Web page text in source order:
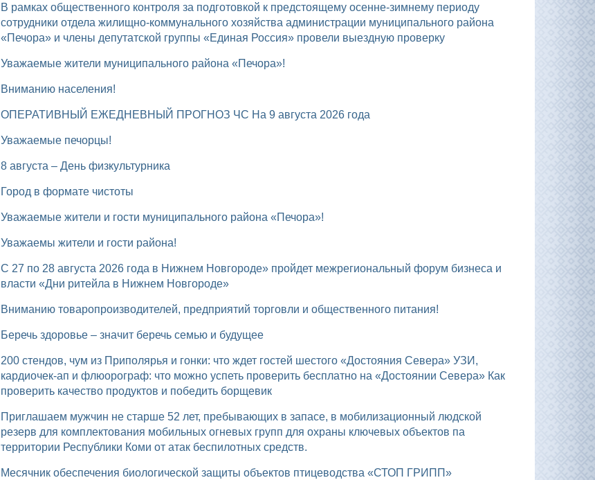
В рамках общественного контроля за подготовкой к предстоящему осенне-зимнему периоду
сотрудники отдела жилищно-коммунального хозяйства администрации муниципального района
«Печора» и члены депутатской группы «Единая Россия» провели выездную проверку
Уважаемые жители муниципального района «Печора»!
Вниманию населения!
ОПЕРАТИВНЫЙ ЕЖЕДНЕВНЫЙ ПРОГНОЗ ЧС На 9 августа 2026 года
Уважаемые печорцы!
8 августа – День физкультурника
Город в формате чистоты
Уважаемые жители и гости муниципального района «Печора»!
Уважаемы жители и гости района!
с 27 по 28 августа 2026 года в Нижнем Новгороде» пройдет межрегиональный форум бизнеса и
власти «Дни ритейла в Нижнем Новгороде»
Вниманию товаропроизводителей, предприятий торговли и общественного питания!
Беречь здоровье – значит беречь семью и будущее
200 стендов, чум из Приполярья и гонки: что ждет гостей шестого «Достояния Севера» УЗИ,
кардиочек-ап и флюорограф: что можно успеть проверить бесплатно на «Достоянии Севера» Как
проверить качество продуктов и победить борщевик
Приглашаем мужчин не старше 52 лет, пребывающих в запасе, в мобилизационный людской
резерв для комплектования мобильных огневых групп для охраны ключевых объектов па
территории Республики Коми от атак беспилотных средств.
Месячник обеспечения биологической защиты объектов птицеводства «СТОП ГРИПП»